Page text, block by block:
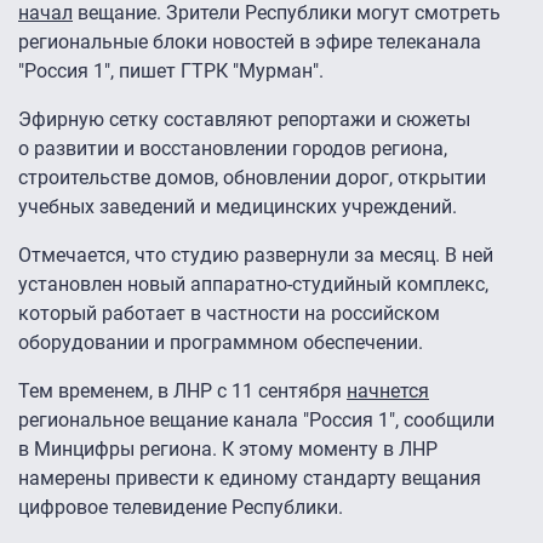
начал вещание. Зрители Республики могут смотреть
региональные блоки новостей в эфире телеканала
"Россия 1", пишет ГТРК "Мурман".
Эфирную сетку составляют репортажи и сюжеты
о развитии и восстановлении городов региона,
строительстве домов, обновлении дорог, открытии
учебных заведений и медицинских учреждений.
Отмечается, что студию развернули за месяц. В ней
установлен новый аппаратно-студийный комплекс,
который работает в частности на российском
оборудовании и программном обеспечении.
Тем временем, в ЛНР с 11 сентября начнется
региональное вещание канала "Россия 1", сообщили
в Минцифры региона. К этому моменту в ЛНР
намерены привести к единому стандарту вещания
цифровое телевидение Республики.